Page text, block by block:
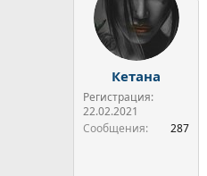
Кетана
Регистрация:
22.02.2021
Сообщения
287